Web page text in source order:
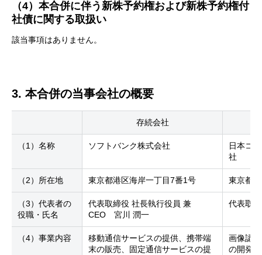
（4）本合併に伴う新株予約権および新株予約権付
社債に関する取扱い
該当事項はありません。
3. 本合併の当事会社の概要
存続会社
（1）名称 ソフトバンク株式会社
日本コ
社
（2）所在地 東京都港区海岸一丁目7番1号 東京都
（3）代表者の
役職・氏名
代表取締役 社長執行役員 兼
CEO 宮川 潤一
代表取
（4）事業内容
移動通信サービスの提供、携帯端
末の販売、固定通信サービスの提
画像認
の開発